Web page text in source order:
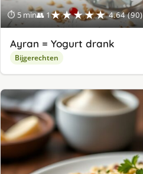
⏱ 5 min👥 1★★★★★ 4.64 (90)
Ayran = Yogurt drank
Bijgerechten